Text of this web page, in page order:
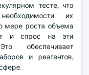
тесте, что
их
мере роста объема
и спрос на эти
обеспечивает
и реагентов,